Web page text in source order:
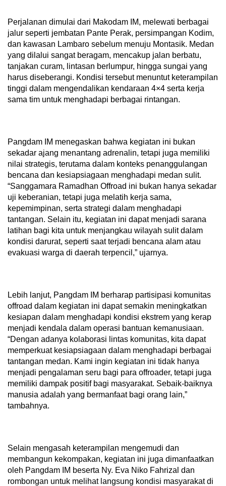
Perjalanan dimulai dari Makodam IM, melewati berbagai
jalur seperti jembatan Pante Perak, persimpangan Kodim,
dan kawasan Lambaro sebelum menuju Montasik. Medan
yang dilalui sangat beragam, mencakup jalan berbatu,
tanjakan curam, lintasan berlumpur, hingga sungai yang
harus diseberangi. Kondisi tersebut menuntut keterampilan
tinggi dalam mengendalikan kendaraan 4×4 serta kerja
sama tim untuk menghadapi berbagai rintangan.
Pangdam IM menegaskan bahwa kegiatan ini bukan
sekadar ajang menantang adrenalin, tetapi juga memiliki
nilai strategis, terutama dalam konteks penanggulangan
bencana dan kesiapsiagaan menghadapi medan sulit.
“Sanggamara Ramadhan Offroad ini bukan hanya sekadar
uji keberanian, tetapi juga melatih kerja sama,
kepemimpinan, serta strategi dalam menghadapi
tantangan. Selain itu, kegiatan ini dapat menjadi sarana
latihan bagi kita untuk menjangkau wilayah sulit dalam
kondisi darurat, seperti saat terjadi bencana alam atau
evakuasi warga di daerah terpencil,” ujarnya.
Lebih lanjut, Pangdam IM berharap partisipasi komunitas
offroad dalam kegiatan ini dapat semakin meningkatkan
kesiapan dalam menghadapi kondisi ekstrem yang kerap
menjadi kendala dalam operasi bantuan kemanusiaan.
“Dengan adanya kolaborasi lintas komunitas, kita dapat
memperkuat kesiapsiagaan dalam menghadapi berbagai
tantangan medan. Kami ingin kegiatan ini tidak hanya
menjadi pengalaman seru bagi para offroader, tetapi juga
memiliki dampak positif bagi masyarakat. Sebaik-baiknya
manusia adalah yang bermanfaat bagi orang lain,”
tambahnya.
Selain mengasah keterampilan mengemudi dan
membangun kekompakan, kegiatan ini juga dimanfaatkan
oleh Pangdam IM beserta Ny. Eva Niko Fahrizal dan
rombongan untuk melihat langsung kondisi masyarakat di